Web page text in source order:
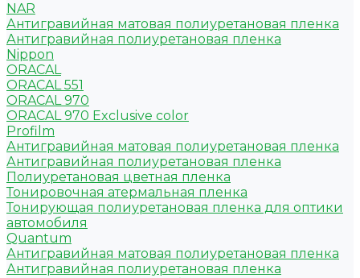
NAR
Антигравийная матовая полиуретановая пленка
Антигравийная полиуретановая пленка
Nippon
ORACAL
ORACAL 551
ORACAL 970
ORACAL 970 Exclusive color
Profilm
Антигравийная матовая полиуретановая пленка
Антигравийная полиуретановая пленка
Полиуретановая цветная пленка
Тонировочная атермальная пленка
Тонирующая полиуретановая пленка для оптики
автомобиля
Quantum
Антигравийная матовая полиуретановая пленка
Антигравийная полиуретановая пленка